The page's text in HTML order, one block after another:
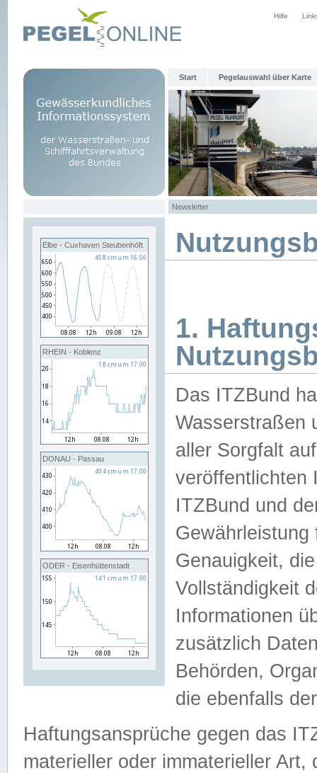
Hilfe
Start Pegelauswahl über Karte
Newsletter
Elbe - Cuxhaven Steubenhöft
RHEIN - Koblenz
DONAU - Passau
ODER - Eisenhüttenstadt
1.
Das ITZBund
Wasserstraßen
aller Sorgfalt
veröffentlichten
ITZBund und
Genauigkeit,
Vollständigkeit
Informationen
zusätzlich
Behörden,
die ebenfalls
Haftungsansprüche gegen das
materieller oder immaterieller